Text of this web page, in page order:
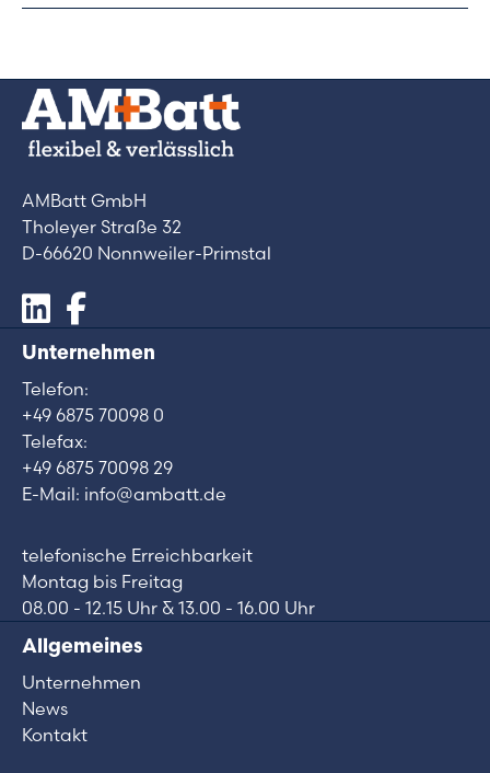
AMBatt GmbH
Tholeyer Straße 32
D-66620 Nonnweiler-Primstal
Unternehmen
Telefon:
+49 6875 70098 0
Telefax:
+49 6875 70098 29
E-Mail: info@ambatt.de
telefonische Erreichbarkeit
Montag bis Freitag
08.00 - 12.15 Uhr & 13.00 - 16.00 Uhr
Allgemeines
Unternehmen
News
Kontakt